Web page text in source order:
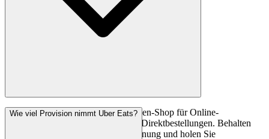
Ja. Fleksa bietet einen eigenen Marken-Shop für Online-
Bestellungen mit 0 % Provision auf Direktbestellungen. Behalten
Sie Uber Eats zur Neukundengewinnung und holen Sie
Wie viel Provision nimmt Uber Eats?